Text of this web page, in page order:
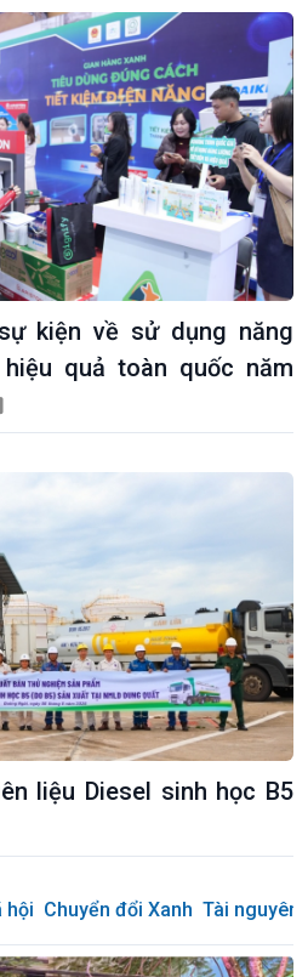
kiện về sử dụng năng
quả toàn quốc năm
liệu Diesel sinh học B5
hội Chuyển đổi Xanh Tài nguyên